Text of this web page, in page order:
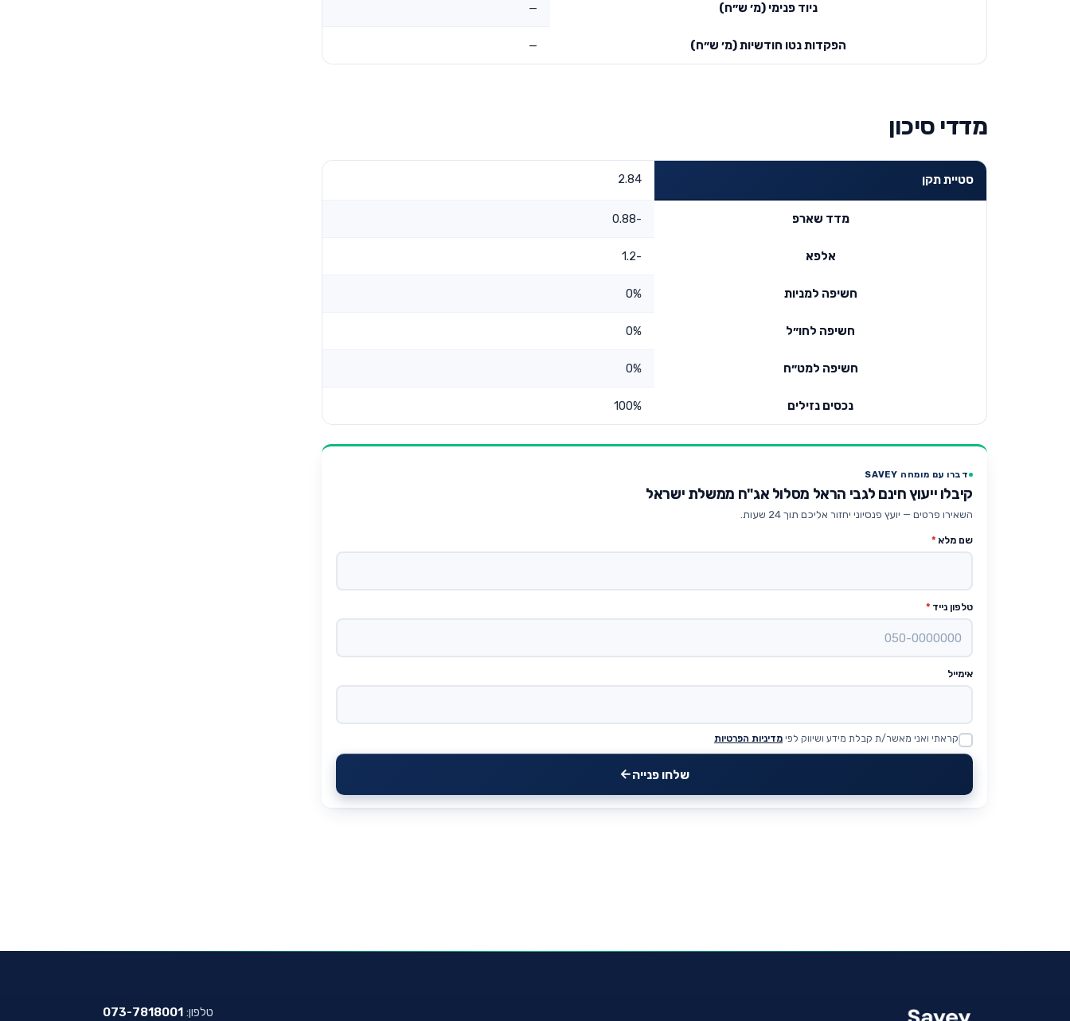
ניוד פנימי (מ׳ ש״ח) —
הפקדות נטו חודשיות (מ׳ ש״ח) —
מדדי סיכון
סטיית תקן 2.84
מדד שארפ -0.88
אלפא -1.2
חשיפה למניות 0%
חשיפה לחו״ל 0%
חשיפה למט״ח 0%
נכסים נזילים 100%
דברו עם מומחה SAVEY
קיבלו ייעוץ חינם לגבי הראל מסלול אג"ח ממשלת ישראל
השאירו פרטים — יועץ פנסיוני יחזור אליכם תוך 24 שעות.
שם מלא *
טלפון נייד *
אימייל
Website
קראתי ואני מאשר/ת קבלת מידע ושיווק לפי מדיניות הפרטיות
שלחו פנייה
טלפון: 073-7818001